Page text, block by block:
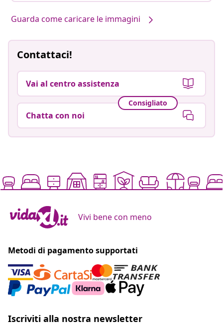
Guarda come caricare le immagini
Contattaci!
Vai al centro assistenza
Consigliato
Chatta con noi
Vivi bene con meno
Metodi di pagamento supportati
Iscriviti alla nostra newsletter